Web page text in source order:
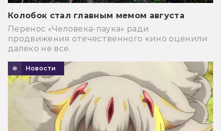
Колобок стал главным мемом августа
Перенос «Человека-паука» ради
продвижения отечественного кино оценили
далеко не все.
Новости